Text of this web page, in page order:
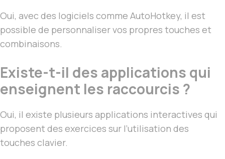
Oui, avec des logiciels comme AutoHotkey, il est
possible de personnaliser vos propres touches et
combinaisons.
Existe-t-il des applications qui
enseignent les raccourcis ?
Oui, il existe plusieurs applications interactives qui
proposent des exercices sur l’utilisation des
touches clavier.